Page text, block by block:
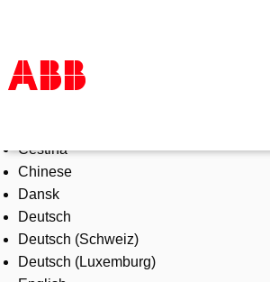
Products & Solutions
Industries
Services
About us
Where to buy
Contact us
Čeština
Chinese
Dansk
Deutsch
Deutsch (Schweiz)
Deutsch (Luxemburg)